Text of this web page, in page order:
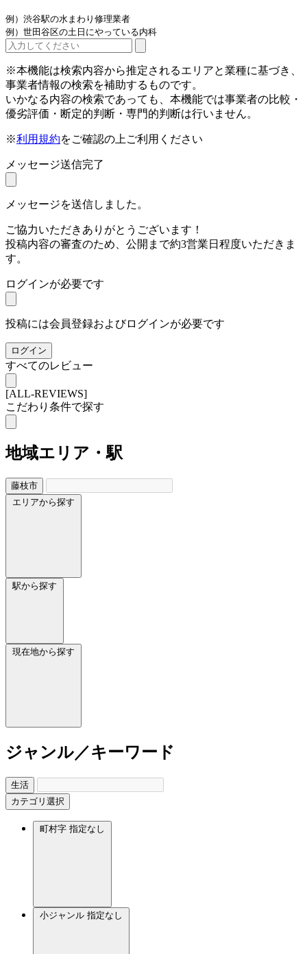
例）渋谷駅の水まわり修理業者
例）世田谷区の土日にやっている内科
※本機能は検索内容から推定されるエリアと業種に基づき、
事業者情報の検索を補助するものです。
いかなる内容の検索であっても、本機能では事業者の比較・
優劣評価・断定的判断・専門的判断は行いません。
※利用規約をご確認の上ご利用ください
メッセージ送信完了
メッセージを送信しました。
ご協力いただきありがとうございます！
投稿内容の審査のため、公開まで約3営業日程度いただきま
す。
ログインが必要です
投稿には会員登録およびログインが必要です
ログイン
すべてのレビュー
[ALL-REVIEWS]
こだわり条件で探す
地域エリア・駅
藤枝市
エリアから探す
駅から探す
現在地から探す
ジャンル／キーワード
生活
カテゴリ選択
町村字 指定なし
小ジャンル 指定なし